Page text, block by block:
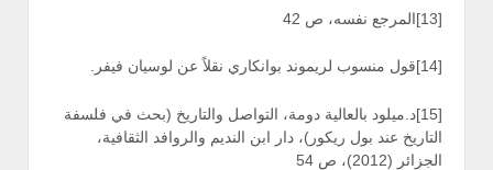
[13]المرجع نفسه، ص 42
[14]قول منسوب لريموند بوانكاري نقلاً عن لوسيان فيفر.
[15]د.ميلود بالعالية دومة، التواصل والتاريخ (بحث في فلسفة
التاريخ عند بول ريكور)، دار ابن النديم والروافد الثقافية،
الجزائر (2012)، ص 54